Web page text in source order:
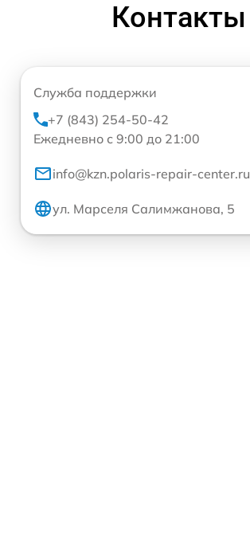
Контакты
Служба поддержки
+7 (843) 254-50-42
Ежедневно с 9:00 до 21:00
info@kzn.polaris-repair-center.ru
ул. Марселя Салимжанова, 5